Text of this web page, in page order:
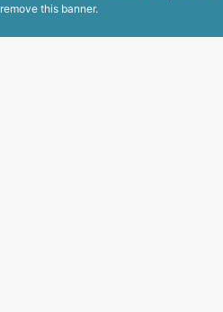
remove this banner.